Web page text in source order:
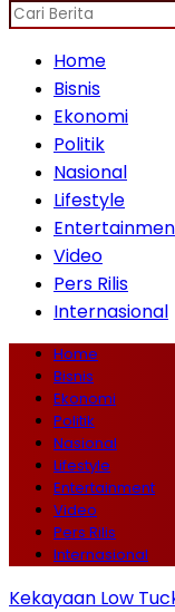
Home
Bisnis
Ekonomi
Politik
Nasional
Lifestyle
Video
Pers Rilis
Internasional
Home
Bisnis
Ekonomi
Politik
Nasional
Lifestyle
Entertainment
Video
Pers Rilis
Internasional
Kekayaan Low